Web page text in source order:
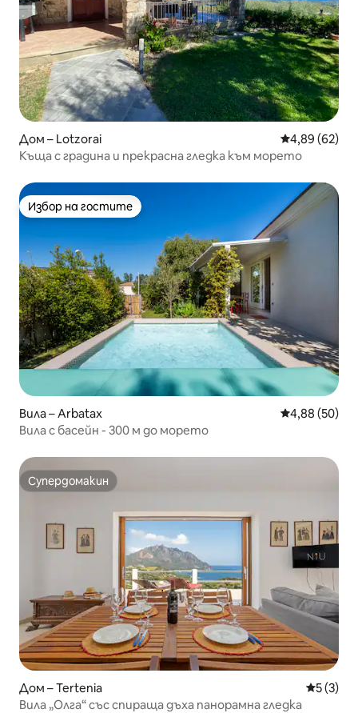
Дом – Lotzorai Средна
4,89 (62)
Къща с градина и прекрасна гледка към морето
Избор на гостите
Избор на гостите
Вила – Arbatax Средна
4,88 (50)
Вила с басейн - 300 м до морето
Супердомакин
Супердомакин
Дом – Tertenia Средна
5 (3)
Вила „Олга“ със спираща дъха панорамна гледка